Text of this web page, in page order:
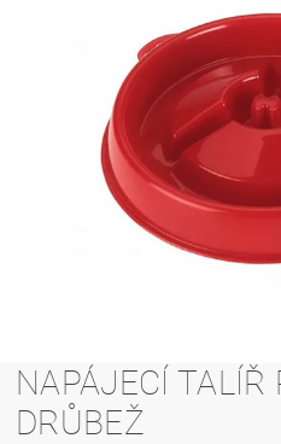
NAPÁJECÍ TALÍŘ
DRŮBEŽ